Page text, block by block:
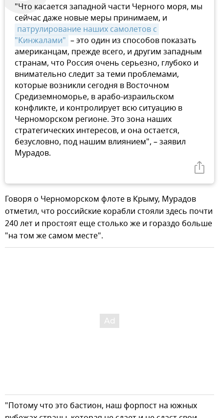
"Что касается западной части Черного моря, мы
сейчас даже новые меры принимаем, и
патрулирование наших самолетов с
"Кинжалами" – это один из способов показать
американцам, прежде всего, и другим западным
странам, что Россия очень серьезно, глубоко и
внимательно следит за теми проблемами,
которые возникли сегодня в Восточном
Средиземноморье, в арабо-израильском
конфликте, и контролирует всю ситуацию в
Черноморском регионе. Это зона наших
стратегических интересов, и она остается,
безусловно, под нашим влиянием", – заявил
Мурадов.
Говоря о Черноморском флоте в Крыму, Мурадов
отметил, что российские корабли стояли здесь почти
240 лет и простоят еще столько же и гораздо больше
"на том же самом месте".
"Потому что это бастион, наш форпост на южных